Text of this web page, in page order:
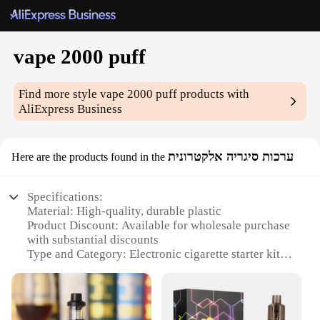
vape 2000 puff
Find more stylevape 2000 puff products with
AliExpress Business
Here are the products found in the ערכות סיגריה אלקטרונית
Specifications:
Material: High-quality, durable plastic
Product Discount: Available for wholesale purchase
with substantial discounts
Type and Category: Electronic cigarette starter kit
friendly interface
Usage and Purpose: Ideal for smokers looking to
transition to a healthier alternative